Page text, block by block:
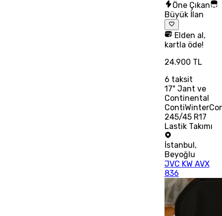
Öne Çıkan
Büyük İlan
Elden al,
kartla öde!
24.900 TL
6 taksit
17" Jant ve
Continental
245/45 R17
Lastik Takımı
İstanbul ,
Beyoğlu
JVC KW AVX
836